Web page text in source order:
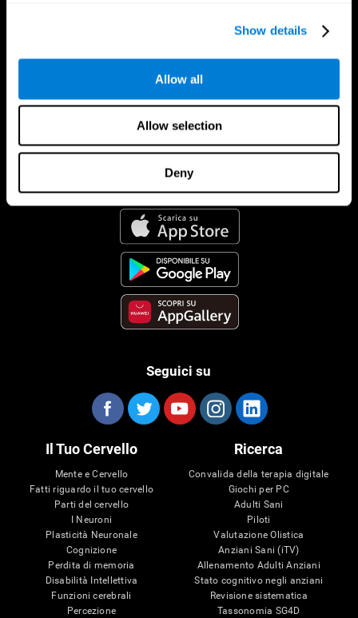
Show details
Allow all
Allow selection
Deny
App Di CogniFit
Seguici su
Il Tuo Cervello
Mente e Cervello
Fatti riguardo il tuo cervello
Parti del cervello
I Neuroni
Plasticità Neuronale
Cognizione
Perdita di memoria
Disabilità Intellettiva
Funzioni cerebrali
Percezione
Ricerca
Convalida della terapia digitale
Giochi per PC
Adulti Sani
Piloti
Valutazione Olistica
Anziani Sani (iTV)
Allenamento Adulti Anziani
Stato cognitivo negli anziani
Revisione sistematica
Tassonomia SG4D